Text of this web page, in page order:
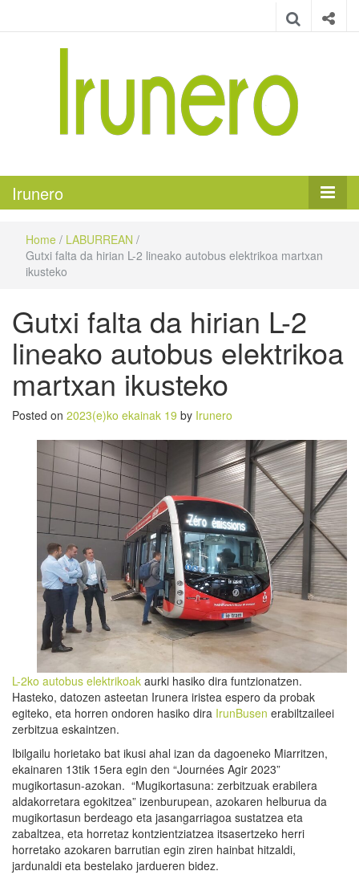
Irunero
Home / LABURREAN /
Gutxi falta da hirian L-2 lineako autobus elektrikoa martxan
ikusteko
Gutxi falta da hirian L-2
lineako autobus elektrikoa
martxan ikusteko
Posted on 2023(e)ko ekainak 19 by Irunero
L-2ko autobus elektrikoak aurki hasiko dira funtzionatzen.
Hasteko, datozen asteetan Irunera iristea espero da probak
egiteko, eta horren ondoren hasiko dira IrunBusen erabiltzaileei
zerbitzua eskaintzen.
Ibilgailu horietako bat ikusi ahal izan da dagoeneko Miarritzen,
ekainaren 13tik 15era egin den “Journées Agir 2023”
mugikortasun-azokan. “Mugikortasuna: zerbitzuak erabilera
aldakorretara egokitzea” izenburupean, azokaren helburua da
mugikortasun berdeago eta jasangarriagoa sustatzea eta
zabaltzea, eta horretaz kontzientziatzea itsasertzeko herri
horretako azokaren barrutian egin ziren hainbat hitzaldi,
jardunaldi eta bestelako jardueren bidez.